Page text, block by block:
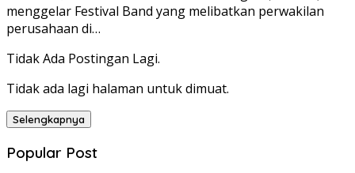
menggelar Festival Band yang melibatkan perwakilan
perusahaan di…
Tidak Ada Postingan Lagi.
Tidak ada lagi halaman untuk dimuat.
Selengkapnya
Popular Post